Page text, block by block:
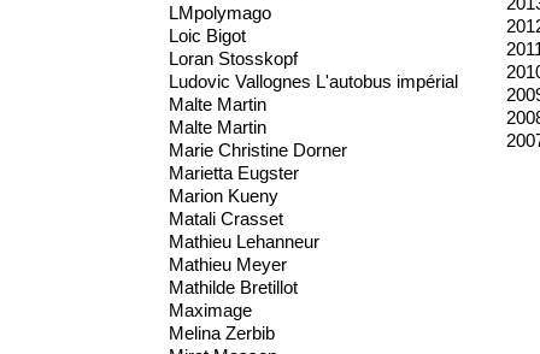
LMpolymago
Loic Bigot
Loran Stosskopf
Ludovic Vallognes L'autobus impérial
Malte Martin
Malte Martin
Marie Christine Dorner
Marietta Eugster
Marion Kueny
Matali Crasset
Mathieu Lehanneur
Mathieu Meyer
Mathilde Bretillot
Maximage
Melina Zerbib